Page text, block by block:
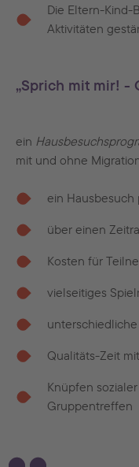
Die Eltern-Kind-
Aktivitäten
„Sprich mit mir! -
ein
mit und ohne
ein Hausbesuch
über einen
Kosten für
vielseitiges
Qualitäts-Zeit
Knüpfen
Gruppentreffen